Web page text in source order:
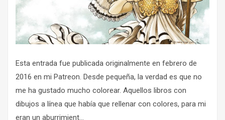
Esta entrada fue publicada originalmente en febrero de
2016 en mi Patreon. Desde pequeña, la verdad es que no
me ha gustado mucho colorear. Aquellos libros con
dibujos a línea que había que rellenar con colores, para mi
eran un aburrimient...